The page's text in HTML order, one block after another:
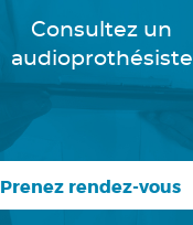
Consultez un
audioprothésiste
Prenez rendez-vous